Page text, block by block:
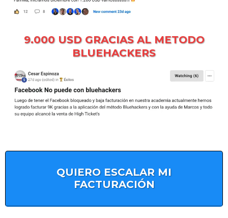
9.000 USD GRACIAS AL METODO
BLUEHACKERS
QUIERO ESCALAR MI
FACTURACIÓN